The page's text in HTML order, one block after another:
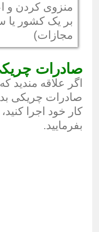
منزوی کردن و
بر یک کشور
مجازات)
صادرات
اگر علاقه مندید
صادرات چریکی
کار خود اجرا
بفرمایید.